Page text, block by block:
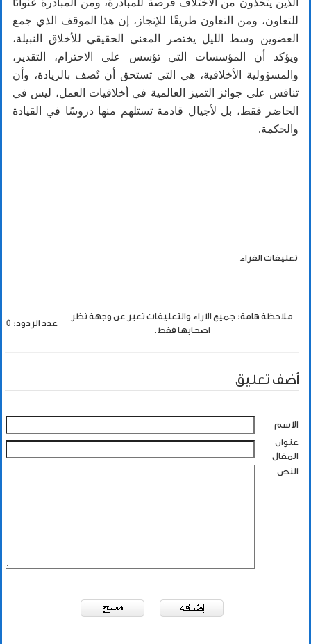
للتعاون، ومن التعاون طريقًا للإنجاز، إن هذا الموقف الذي جمع
العضوين وسط الليل يختصر المعنى الحقيقي للأخلاق النبيلة،
ويؤكد أن المؤسسات التي تؤسس على الاحترام، التقدير،
والمسؤولية الأخلاقية، هي التي تستحق أن تٌصف بالريادة، وأن
تنافس على جوائز التميز العالمية في أخلاقيات العمل، ليس في
الحاضر فقط، بل لأجيال قادمة تستلهم منها دروسًا في القيادة
والحكمة.
تعليقات القراء
ملاحظة هامة: جميع الاراء والتعليقات تعبر عن وجهة نظر
اصحابها فقط.
عدد الردود: 0
أضف تعليق
الاسم
عنوان
المقال
النص